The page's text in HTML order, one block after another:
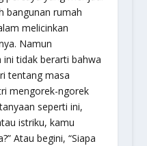
bangunan rumah
melicinkan
Namun
tidak berarti bahwa
tentang masa
mengorek-ngorek
seperti ini,
istriku, kamu
Atau begini, “Siapa